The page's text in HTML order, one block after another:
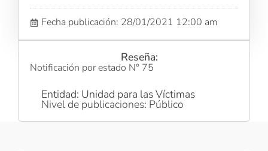
Fecha publicación: 28/01/2021 12:00 am
Reseña:
Notificación por estado N° 75
Entidad: Unidad para las Víctimas
Nivel de publicaciones: Público